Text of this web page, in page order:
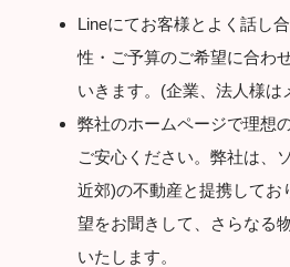
Lineにてお客様とよく話し
性・ご予算のご希望に合わ
いきます。(企業、法人様は
弊社のホームページで理想
ご安心ください。弊社は、
近郊)の不動産と提携してお
望をお聞きして、さらなる
いたします。